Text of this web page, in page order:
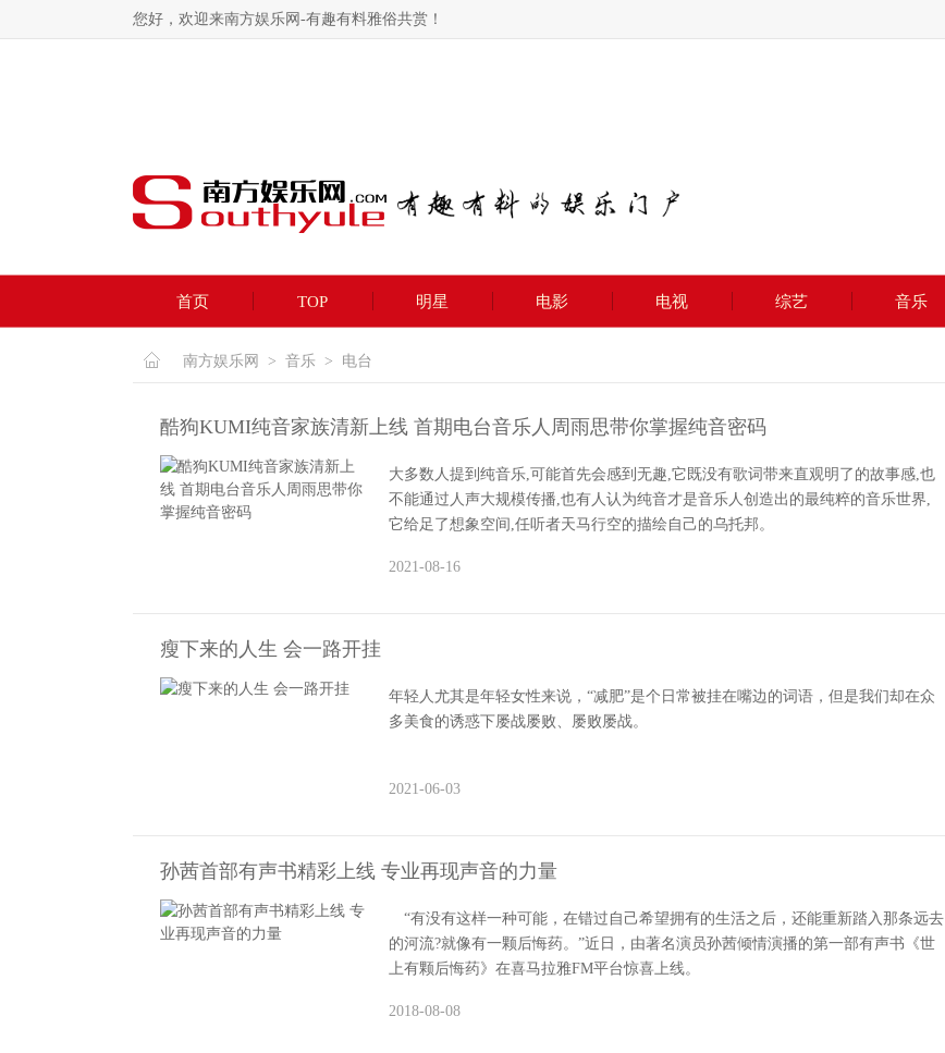
您好，欢迎来南方娱乐网-有趣有料雅俗共赏！
首页 TOP 明星 电影 电视 综艺 音乐
南方娱乐网 > 音乐 > 电台
酷狗KUMI纯音家族清新上线 首期电台音乐人周雨思带你掌握纯音密码
大多数人提到纯音乐,可能首先会感到无趣,它既没有歌词带来直观明了的故事感,也
不能通过人声大规模传播,也有人认为纯音才是音乐人创造出的最纯粹的音乐世界,
它给足了想象空间,任听者天马行空的描绘自己的乌托邦。
2021-08-16
瘦下来的人生 会一路开挂
年轻人尤其是年轻女性来说，“减肥”是个日常被挂在嘴边的词语，但是我们却在众
多美食的诱惑下屡战屡败、屡败屡战。
2021-06-03
孙茜首部有声书精彩上线 专业再现声音的力量
“有没有这样一种可能，在错过自己希望拥有的生活之后，还能重新踏入那条远去
的河流?就像有一颗后悔药。”近日，由著名演员孙茜倾情演播的第一部有声书《世
上有颗后悔药》在喜马拉雅FM平台惊喜上线。
2018-08-08